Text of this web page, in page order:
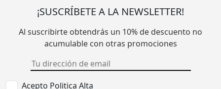
¡SUSCRÍBETE A LA NEWSLETTER!
Al suscribirte obtendrás un 10% de descuento no
acumulable con otras promociones
Acepto Politica Alta